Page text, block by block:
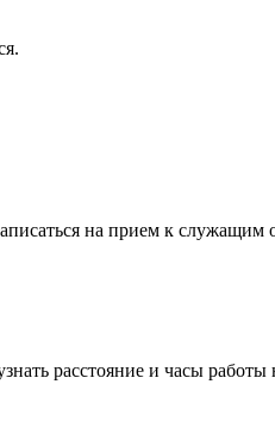
на прием к служащим
расстояние и часы работы